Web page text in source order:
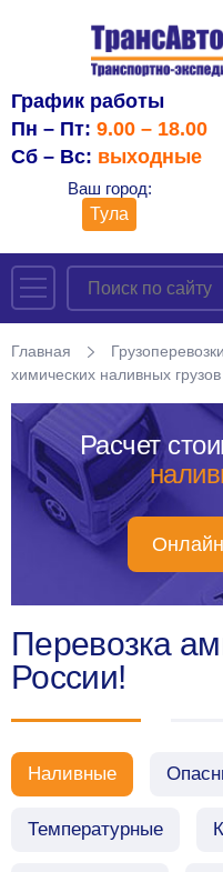
График работы
Пн – Пт: 9.00 – 18.00
Сб – Вс: выходные
Ваш город:
Тула
Главная Грузоперевозки
химических наливных грузов
Расчет
Перевозка
России!
Наливные
Температурные